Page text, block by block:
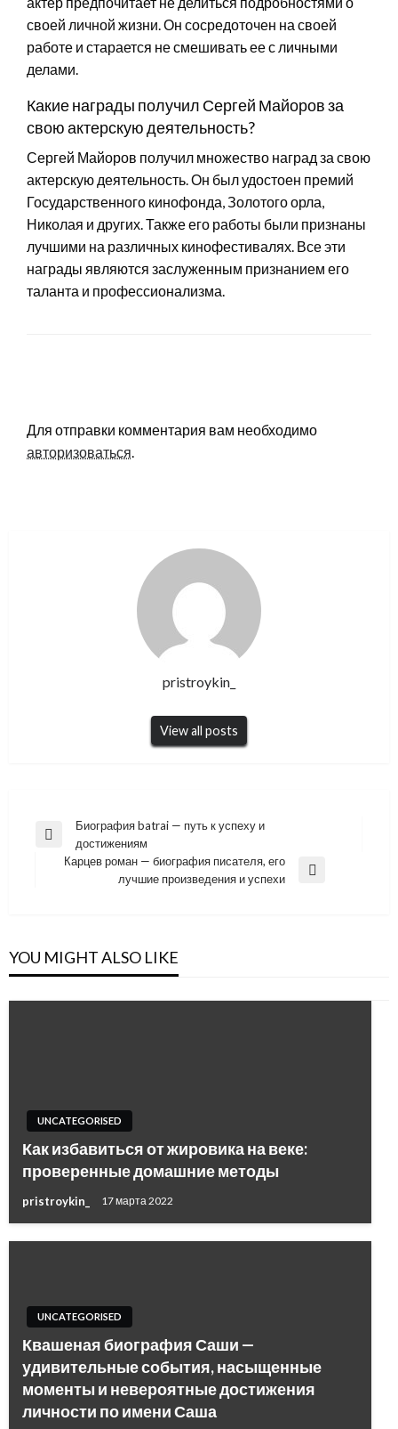
своей личной жизни. Он сосредоточен на своей
работе и старается не смешивать ее с личными
делами.
Какие награды получил Сергей Майоров за
свою актерскую деятельность?
Сергей Майоров получил множество наград за свою
актерскую деятельность. Он был удостоен премий
Государственного кинофонда, Золотого орла,
Николая и других. Также его работы были признаны
лучшими на различных кинофестивалях. Все эти
награды являются заслуженным признанием его
таланта и профессионализма.
Для отправки комментария вам необходимо
авторизоваться.
pristroykin_
View all posts
Навигация
Previous
Биография batrai — путь к успеху и
достижениям
Карцев роман — биография писателя, его
лучшие произведения и успехи
YOU MIGHT ALSO LIKE
UNCATEGORISED
Как избавиться от жировика на веке:
проверенные домашние методы
pristroykin_ 17 марта 2022
UNCATEGORISED
Квашеная биография Саши —
удивительные события, насыщенные
моменты и невероятные достижения
личности по имени Саша